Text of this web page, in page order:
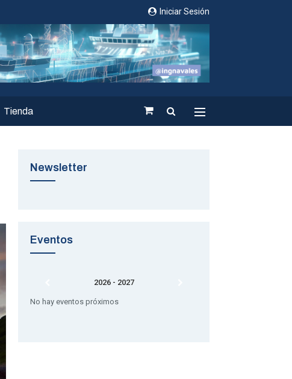
Iniciar Sesión
Tienda
Newsletter
Eventos
2026 - 2027
No hay eventos próximos